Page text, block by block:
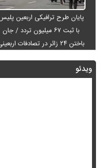
پایان طرح ترافیکی اربعین
با ثبت ۶۷ میلیون تردد / جان
باختن ۲۴ زائر در تصادفات اربعینی
ویدئو